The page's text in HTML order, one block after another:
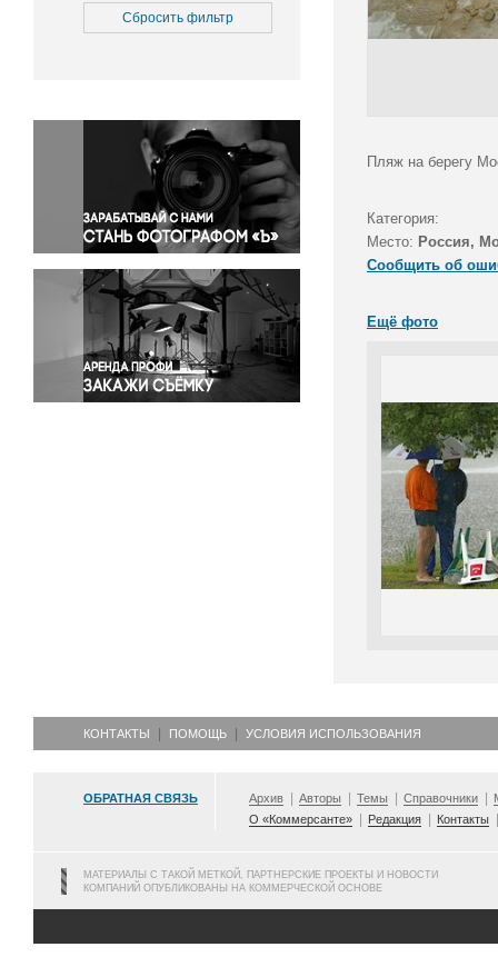
Медицина
Окружающая среда
Политика
Правосудие
Происшествия и конфликты
Религия
Светская жизнь
Спорт
Экология
Экономика и бизнес
Сбросить фильтр
Пляж на берегу
Категория:
Место: Россия,
Сообщить об
Ещё фото
КОНТАКТЫ ПОМОЩЬ УСЛОВИЯ ИСПОЛЬЗОВАНИЯ
ОБРАТНАЯ СВЯЗЬ Архив Авторы Темы Справочники
О «Коммерсанте»
Редакция Контакты
МАТЕРИАЛЫ С ТАКОЙ МЕТКОЙ, ПАРТНЕРСКИЕ ПРОЕКТЫ И НОВОСТИ
КОМПАНИЙ ОПУБЛИКОВАНЫ НА КОММЕРЧЕСКОЙ ОСНОВЕ